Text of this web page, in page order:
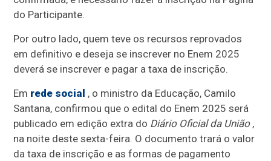
do Participante.
Por outro lado, quem teve os recursos reprovados
em definitivo e deseja se inscrever no Enem 2025
deverá se inscrever e pagar a taxa de inscrição.
Em rede social , o ministro da Educação, Camilo
Santana, confirmou que o edital do Enem 2025 será
publicado em edição extra do Diário Oficial da União,
na noite deste sexta-feira. O documento trará o valor
da taxa de inscrição e as formas de pagamento